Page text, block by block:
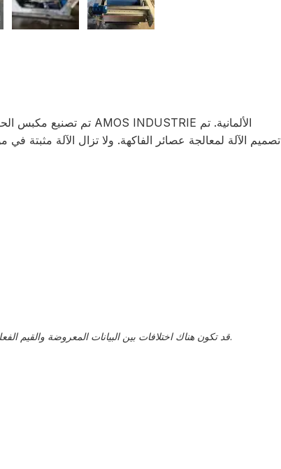
تصميم الآلة لمعالجة عصائر الفاكهة. ولا تزال الآلة مثبتة في
قد تكون هناك اختلافات بين البيانات المعروضة والقيم الفعلية، يجب تأكيد هذا من قبل ممثل المبيعات.